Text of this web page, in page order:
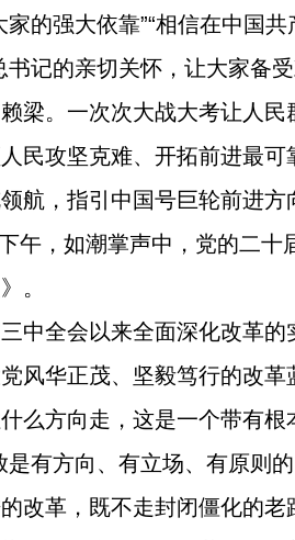
家的强大依靠”“相信在中国
记的亲切关怀，让大家备
梁。一次次大战大考让人
民攻坚克难、开拓前进最可
航，指引中国号巨轮前进
午，如潮掌声中，党的二
。
中全会以来全面深化改革
风华正茂、坚毅笃行的改
么方向走，这是一个带有根
是有方向、有立场、有原则
改革，既不走封闭僵化的老